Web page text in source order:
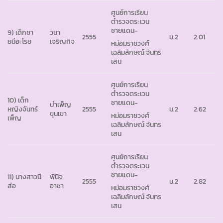
9) เด็กชา
ยมึอะโรย
วนา
เจริญกิจ
2555
ศูนย์การเรียน
ตำรวจตระเวน
ชายแดน-
หม่อมราชวงศ์
เฉลิมลักษณ์ จันทร
เสน
ม.2 2.01
10) เด็ก
หญิงจันทร์
เพ็ญ
บำเพ็ญ
ขุนเขา
2555
ศูนย์การเรียน
ตำรวจตระเวน
ชายแดน-
หม่อมราชวงศ์
เฉลิมลักษณ์ จันทร
เสน
ม.2 2.62
11) นางสาวนี
ส่อ
พินิจ
อาชา
2555
ศูนย์การเรียน
ตำรวจตระเวน
ชายแดน-
หม่อมราชวงศ์
เฉลิมลักษณ์ จันทร
เสน
ม.2 2.82